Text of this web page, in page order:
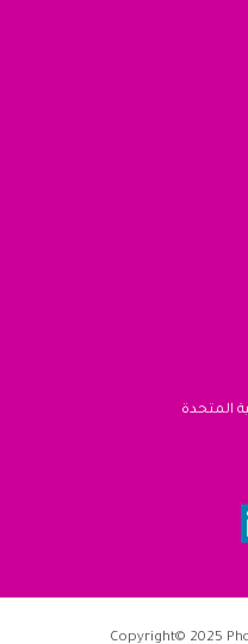
المتحدة
Copyright© 2025